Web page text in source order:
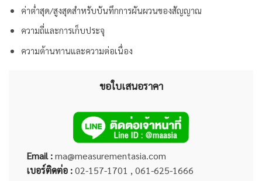
ค่าต่ำสุด/สูงสุดสำหรับบันทึกการผันผวนของสัญญาณ
ความถี่และการเก็บประจุ
ความต้านทานและความต่อเนื่อง
ขอใบเสนอราคา
Email :ma@measurementasia.com
เบอร์ติดต่อ :02-157-1701 , 061-625-1666